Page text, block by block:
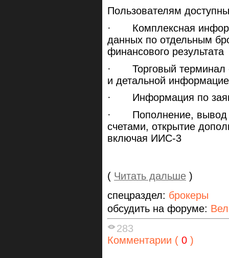
Пользователям
· Комплексная
данных по отдельным
финансового результата
· Торговый терминал
и детальной
· Информация по
· Пополнение, вывод
счетами, открытие
включая ИИС-3
( Читать дальше )
спецраздел: брокеры
обсудить на форуме:
283
Комментарии ( 0 )